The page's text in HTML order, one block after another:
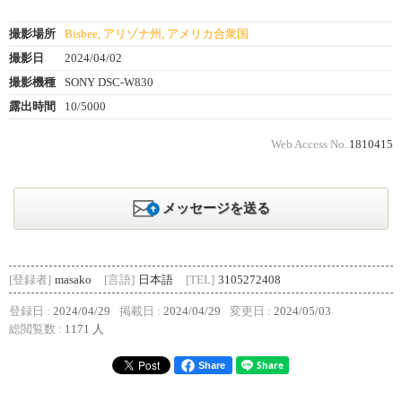
撮影場所
Bisbee, アリゾナ州, アメリカ合衆国
撮影日
2024/04/02
撮影機種
SONY DSC-W830
露出時間
10/5000
Web Access No. 1810415
メッセージを送る
[登録者] masako [言語] 日本語 [TEL] 3105272408
登録日 : 2024/04/29 掲載日 : 2024/04/29 変更日 : 2024/05/03
総閲覧数 : 1171 人
Share